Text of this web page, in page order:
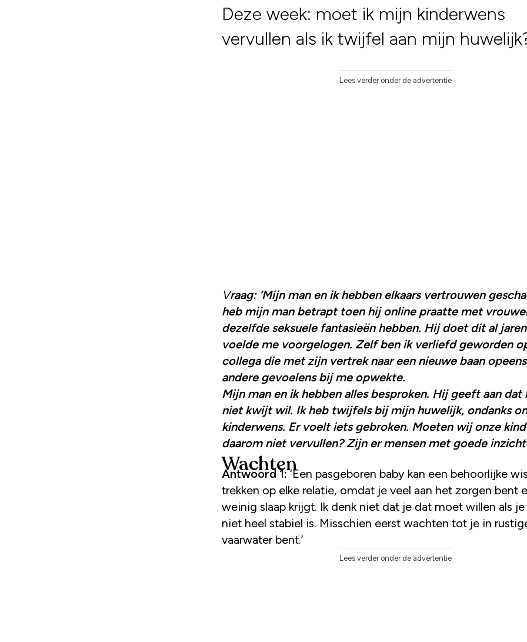
Deze week: moet ik mijn kinderwens
vervullen als ik twijfel aan mijn
Lees verder onder de advertentie
Vraag: ‘Mijn man en ik hebben elkaars vertrouwen geschaad. Ik
heb mijn man betrapt toen hij online praatte met
dezelfde seksuele fantasieën hebben. Hij doet dit al
voelde me voorgelogen. Zelf ben ik verliefd geworden
collega die met zijn vertrek naar een nieuwe baan
andere gevoelens bij me opwekte.
Mijn man en ik hebben alles besproken. Hij geeft aan dat
niet kwijt wil. Ik heb twijfels bij mijn huwelijk, ondanks
kinderwens. Er voelt iets gebroken. Moeten wij onze
daarom niet vervullen? Zijn er mensen met goede
Wachten
Antwoord 1:‘Een pasgeboren baby kan een behoorlijke
trekken op elke relatie, omdat je veel aan het zorgen bent
weinig slaap krijgt. Ik denk niet dat je dat moet willen als je
niet heel stabiel is. Misschien eerst wachten tot je in
vaarwater bent.’
Lees verder onder de advertentie